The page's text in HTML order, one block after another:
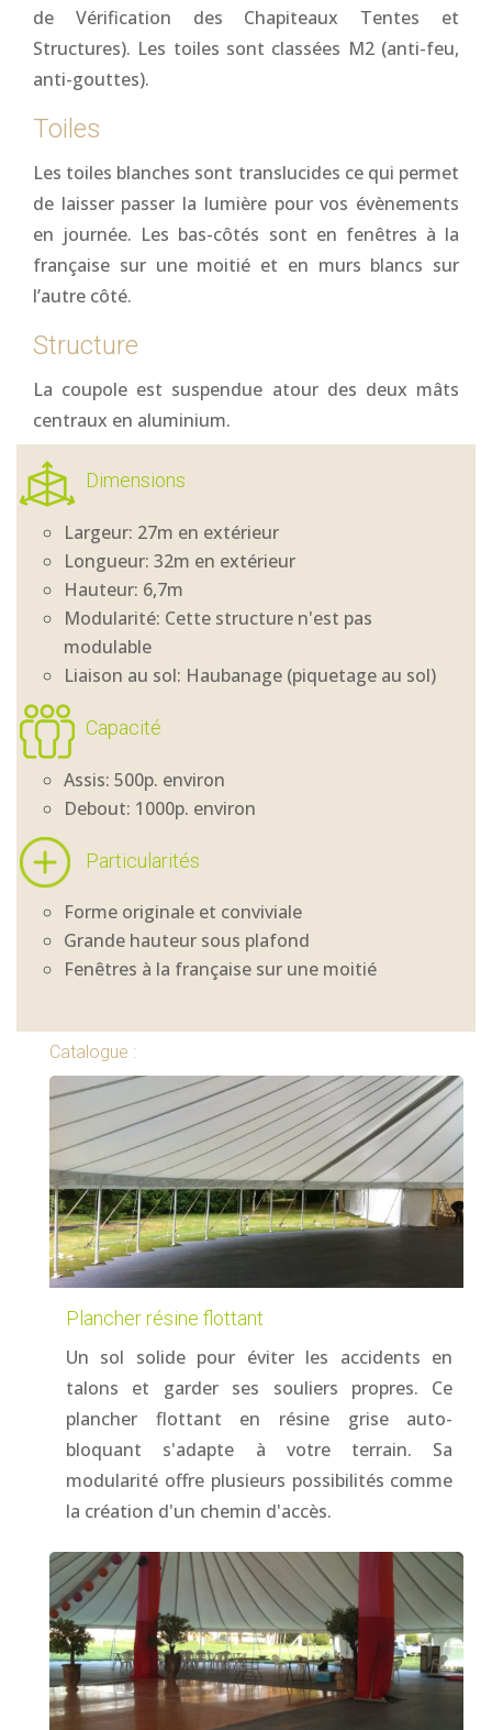
de Vérification des Chapiteaux Tentes et
Structures). Les toiles sont classées M2 (anti-feu,
anti-gouttes).
Toiles
Les toiles blanches sont translucides ce qui permet
de laisser passer la lumière pour vos évènements
en journée. Les bas-côtés sont en fenêtres à la
française sur une moitié et en murs blancs sur
l’autre côté.
Structure
La coupole est suspendue atour des deux mâts
centraux en aluminium.
Dimensions
Largeur: 27m en extérieur
Longueur: 32m en extérieur
Hauteur: 6,7m
Modularité: Cette structure n'est pas
modulable
Liaison au sol: Haubanage (piquetage au sol)
Capacité
Assis: 500p. environ
Debout: 1000p. environ
Particularités
Forme originale et conviviale
Grande hauteur sous plafond
Fenêtres à la française sur une moitié
Catalogue :
Plancher résine flottant
Un sol solide pour éviter les accidents en
talons et garder ses souliers propres. Ce
plancher flottant en résine grise auto-
bloquant s'adapte à votre terrain. Sa
modularité offre plusieurs possibilités comme
la création d'un chemin d'accès.